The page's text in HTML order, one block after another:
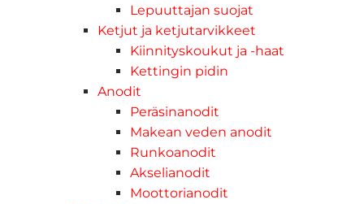
Lepuuttajan suojat
Ketjut ja ketjutarvikkeet
Kiinnityskoukut ja -haat
Kettingin pidin
Anodit
Peräsinanodit
Makean veden anodit
Runkoanodit
Akselianodit
Moottorianodit